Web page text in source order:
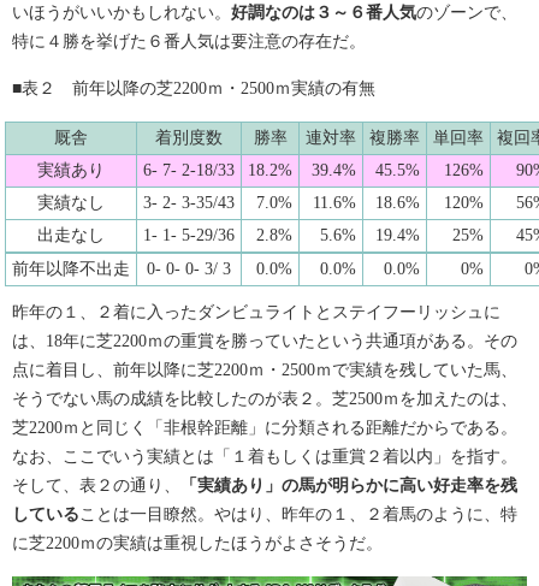
いほうがいいかもしれない。 好調なのは３～６番人気のゾーンで、
特に４勝を挙げた６番人気は要注意の存在だ。
■表２ 前年以降の芝2200ｍ・2500ｍ実績の有無
厩舎 着別度数 勝率 連対率 複勝率 単回率
複回
実績あり
6- 7- 2-18/33 18.2% 39.4% 45.5% 126%
実績なし
3- 2- 3-35/43 7.0% 11.6% 18.6% 120%
出走なし
1- 1- 5-29/36 2.8% 5.6% 19.4% 25%
前年以降不出走
0- 0- 0- 3/ 3 0.0% 0.0% 0.0% 0%
昨年の１、２着に入ったダンビュライトとステイフーリッシュに
は、18年に芝2200ｍの重賞を勝っていたという共通項がある。その
点に着目し、前年以降に芝2200ｍ・2500ｍで実績を残していた馬、
そうでない馬の成績を比較したのが表２。芝2500ｍを加えたのは、
芝2200ｍと同じく「非根幹距離」に分類される距離だからである。
なお、ここでいう実績とは「１着もしくは重賞２着以内」を指す。
そして、表２の通り、
「実績あり」の馬が明らかに高い好走率を残
していることは一目瞭然。やはり、昨年の１、２着馬のように、特
に芝2200ｍの実績は重視したほうがよさそうだ。